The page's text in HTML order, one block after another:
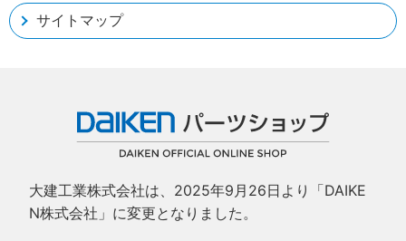
サイトマップ
大建工業株式会社は、2025年9月26日より「DAIKE
N株式会社」に変更となりました。